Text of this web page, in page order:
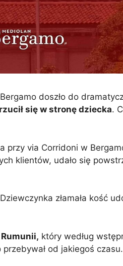
doszło do
się w stronę dziecka.
przy via Corridoni w
klientów, udało się
Dziewczynka złamała kość
który według
od jakiegoś